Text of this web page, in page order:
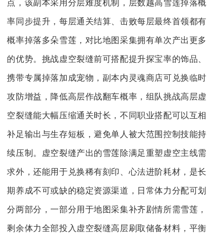
点，该副本采用分层难度机制，层数越高雪莲掉落概
率同步提升，每层通关结算、击败每层最终首领都有
概率掉落多朵雪莲，对比地图采集拥有单次产出更多
的优势。挑战虚空裂缝前可搭配提升探宝率的饰品、
携带专属掉落加成宠物，副本内灵魂商店可兑换临时
攻防增益，降低高层作战翻车概率，组队挑战高层虚
空裂缝能大幅压缩通关时长，不同职业搭配可以互相
补足输出与生存短板，避免单人被大范围控制技能持
续压制。虚空裂缝产出的雪莲除满足重塑虚空主线需
求外，还能用于兑换稀有刻印、心法进阶耗材，是长
期养成不可或缺的稳定资源渠道，日常体力分配可划
分两部分，一部分用于地图采集补齐剧情所需雪莲，
剩余体力全部投入虚空裂缝高层刷取储备材料，平衡